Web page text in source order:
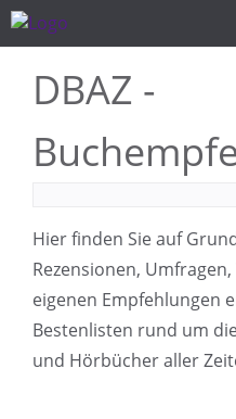
DBAZ -
Hier finden Sie auf
Rezensionen,
eigenen Empfehlungen
Bestenlisten rund um
und Hörbücher aller